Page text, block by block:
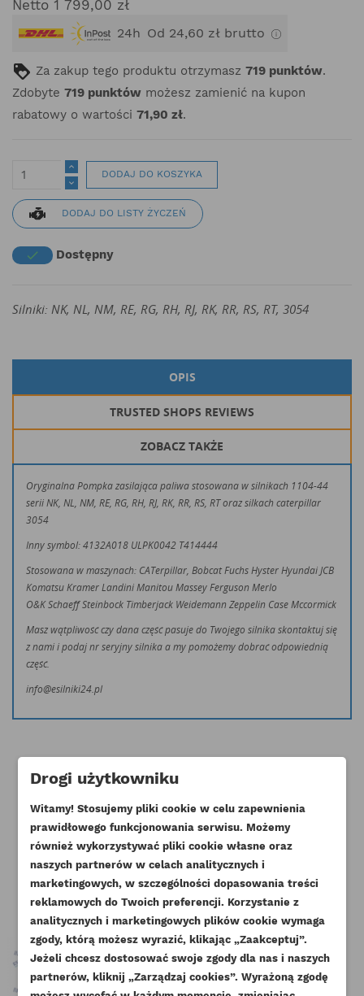
UTWÓRZ LISTĘ ŻYCZEŃ
Netto 1 799,00 zł
24h Od 24,60 zł brutto
Za zakup tego produktu otrzymasz 719 punktów.
Zdobyte 719 punktów możesz zamienić na kupon
rabatowy o wartości 71,90 zł.
DODAJ DO KOSZYKA
DODAJ DO LISTY ŻYCZEŃ
 Dostępny
Silniki: NK, NL, NM, RE, RG, RH, RJ, RK, RR, RS, RT, 3054
OPIS
TRUSTED SHOPS REVIEWS
ZOBACZ TAKŻE
Oryginalna Pompka zasilająca paliwa stosowana w silnikach 1104-44
serii NK, NL, NM, RE, RG, RH, RJ, RK, RR, RS, RT oraz silkach caterpillar
3054
Inny symbol: 4132A018 ULPK0042 T414444
Stosowana w maszynach: CATerpillar, Bobcat Fuchs Hyster Hyundai JCB
Komatsu Kramer Landini Manitou Massey Ferguson Merlo
O&K Schaeff Steinbock Timberjack Weidemann Zeppelin Case Mccormick
Masz wątpliwość czy dana część pasuje do Twojego silnika skontaktuj się
z nami i podaj nr seryjny silnika a my pomożemy dobrać odpowiednią
część.
info@esilniki24.pl
Klienci którzy zakupili ten produkt
kupili również:
Drogi użytkowniku
Witamy! Stosujemy pliki cookie w celu zapewnienia
prawidłowego funkcjonowania serwisu. Możemy
również wykorzystywać pliki cookie własne oraz
naszych partnerów w celach analitycznych i
marketingowych, w szczególności dopasowania treści
reklamowych do Twoich preferencji. Korzystanie z
analitycznych i marketingowych plików cookie wymaga
zgody, którą możesz wyrazić, klikając „Zaakceptuj”.
Jeżeli chcesz dostosować swoje zgody dla nas i naszych
partnerów, kliknij „Zarządzaj cookies”. Wyrażoną zgodę